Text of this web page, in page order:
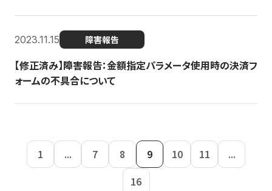
2023.11.15 障害報告
【修正済み】障害報告：金額指定パラメータ使用時の決済フ
ォームの不具合について
1 ... 7 8 9 10 11
...
16